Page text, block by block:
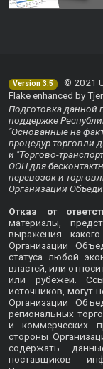
Version 3.5
© 2021
Flake enhanced by
Подготовка данной
поддержке
"Основанные на
процедур торговли
и "Торгово-
ООН для
перевозок и
Организации
Отказ от
материалы,
выражения
Организации
статуса любой
властей, или
или рубежей.
источников, могут
Организации
региональных
и коммерческих
стороны
содержать
поставщиков